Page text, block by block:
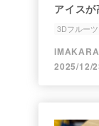
アイスが
3Dフルー
IMAKARA
2025/12/